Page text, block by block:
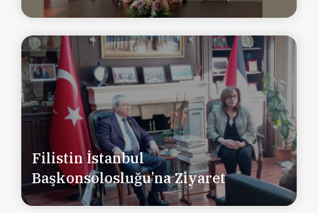
Filistin İstanbul
Başkonsolosluğu’na Ziyaret